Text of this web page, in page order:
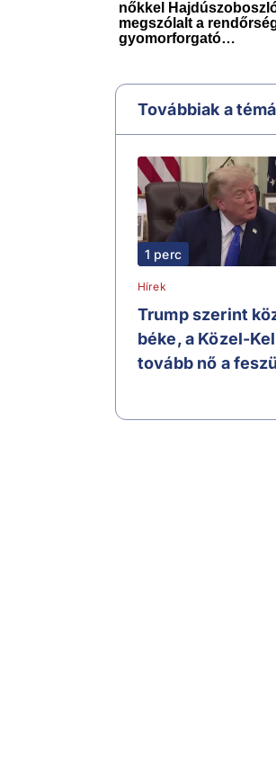
Továbbiak a
1 perc
Hírek
Trump szerint
béke, a Közel-
tovább nő a